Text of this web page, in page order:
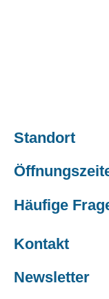
Standort
Häufige
Kontakt
Newsletter